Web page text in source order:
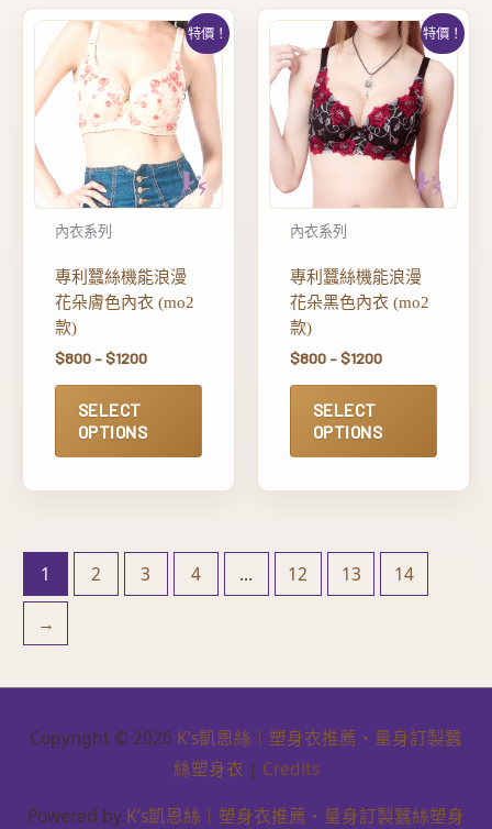
特價！
內衣系列
專利蠶絲機能浪漫
花朵膚色內衣 (mo2
款)
$800–$1200
SELECT
OPTIONS
特價！
內衣系列
專利蠶絲機能浪漫
花朵黑色內衣 (mo2
款)
$800–$1200
SELECT
OPTIONS
1 2 3 4 ... 12 13 14
→
Copyright © 2026 K’s凱恩絲｜塑身衣推薦・量身訂製蠶
絲塑身衣 | Credits
Powered by K’s凱恩絲｜塑身衣推薦・量身訂製蠶絲塑身